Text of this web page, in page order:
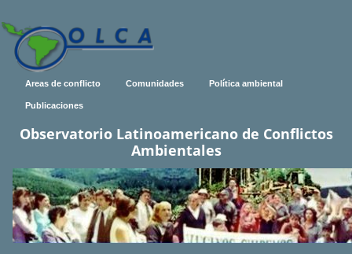
Areas de conflicto Comunidades Política ambiental
Publicaciones
Observatorio Latinoamericano de Conflictos
Ambientales